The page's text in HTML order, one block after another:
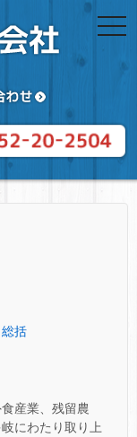
括
産業、残留農
にわたり取り上